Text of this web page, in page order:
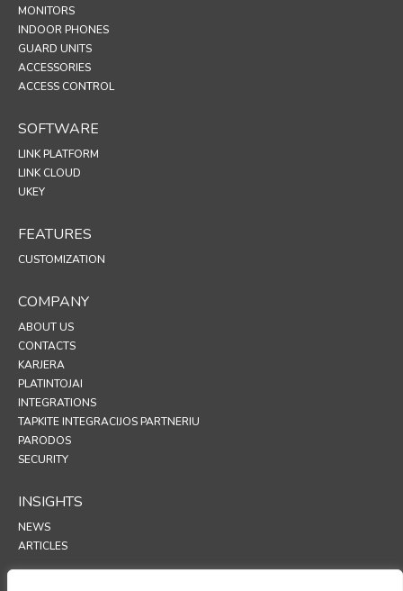
MONITORS
INDOOR PHONES
GUARD UNITS
ACCESSORIES
ACCESS CONTROL
SOFTWARE
LINK PLATFORM
LINK CLOUD
UKEY
FEATURES
CUSTOMIZATION
COMPANY
ABOUT US
CONTACTS
KARJERA
PLATINTOJAI
INTEGRATIONS
TAPKITE INTEGRACIJOS PARTNERIU
PARODOS
SECURITY
INSIGHTS
NEWS
ARTICLES